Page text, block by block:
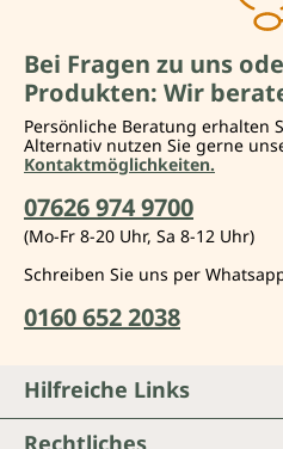
Bei Fragen zu uns
Produkten: Wir
Persönliche Beratung erhalten
Alternativ nutzen Sie gerne
Kontaktmöglichkeiten.
07626 974 9700
(Mo-Fr 8-20 Uhr, Sa 8-12 Uhr)
Schreiben Sie uns per
0160 652 2038
Hilfreiche Links